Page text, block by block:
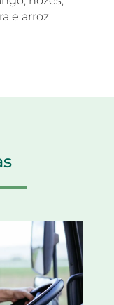
e arroz